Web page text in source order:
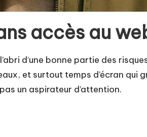
accès au
d’une bonne partie des
et surtout temps d’écran qui
un aspirateur d’attention.